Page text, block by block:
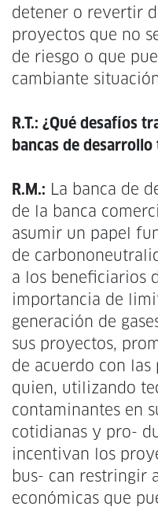
detener o revertir
proyectos que no
de riesgo o que
cambiante
R.T.: ¿Qué desafíos
bancas de
R.M.: La banca de
de la banca
asumir un papel
de
a los beneficiarios
importancia de
generación de
sus proyectos,
de acuerdo con las
quien, utilizando
contaminantes en
cotidianas y pro-
incentivan los
bus- can restringir
económicas que